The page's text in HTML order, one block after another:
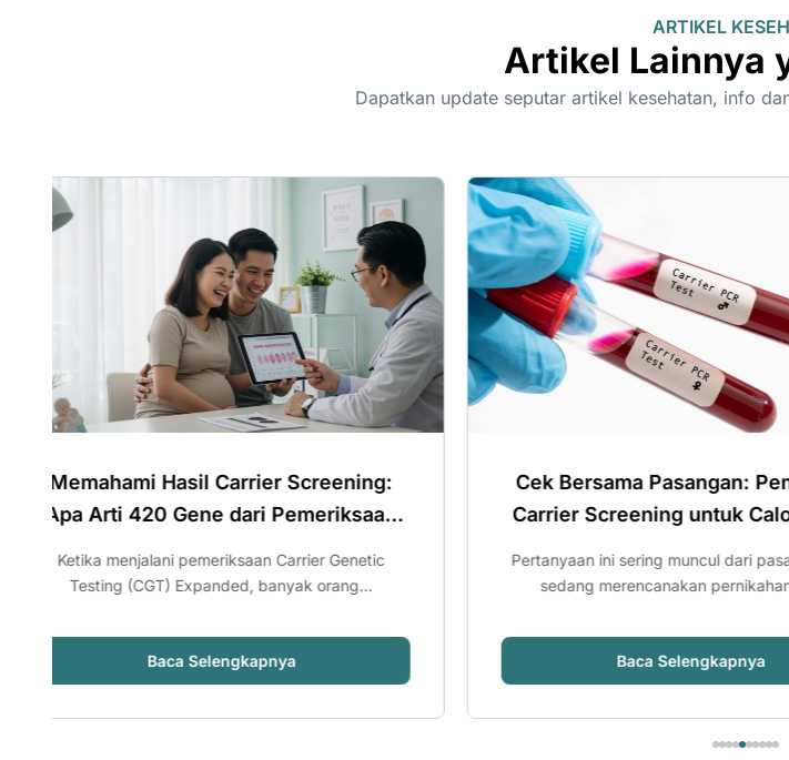
ARTIKEL
Artikel Lainnya
Dapatkan update seputar artikel kesehatan, info
Carrier Screening:
dari Pemeriksaan
Carrier Genetic
banyak orang...
Cek Bersama Pasangan: Pentingnya
Carrier Screening untuk Calon Orang
Pertanyaan ini sering muncul dari pasangan yang
sedang merencanakan pernikahan atau...